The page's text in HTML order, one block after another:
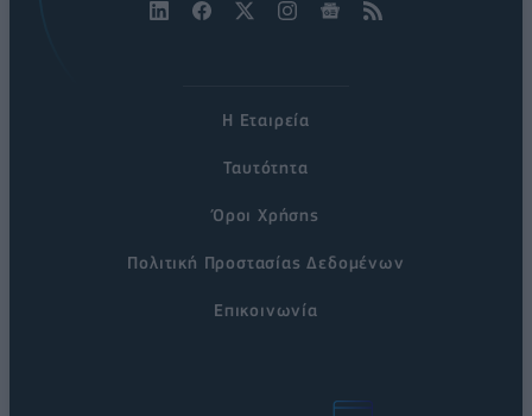
Η Εταιρεία
Ταυτότητα
Όροι Χρήσης
Πολιτική Προστασίας Δεδομένων
Επικοινωνία